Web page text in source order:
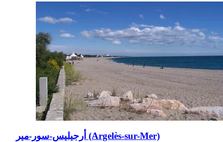
أرجيليس-سور-مير (Argelès-sur-Mer)